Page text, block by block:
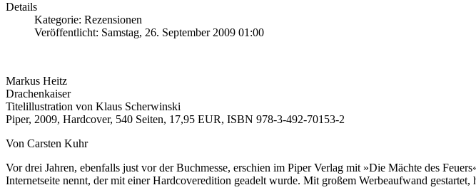
Details
Kategorie: Rezensionen
Veröffentlicht: Samstag, 26. September 2009 01:00
Markus Heitz
Drachenkaiser
Titelillustration von Klaus Scherwinski
Piper, 2009, Hardcover, 540 Seiten, 17,95 EUR, ISBN 978-3-492-70153-2
Von Carsten Kuhr
Vor drei Jahren, ebenfalls just vor der Buchmesse, erschien im Piper Verlag mit »Die Mächte des
Internetseite nennt, der mit einer Hardcoveredition geadelt wurde. Mit großem Werbeaufwand